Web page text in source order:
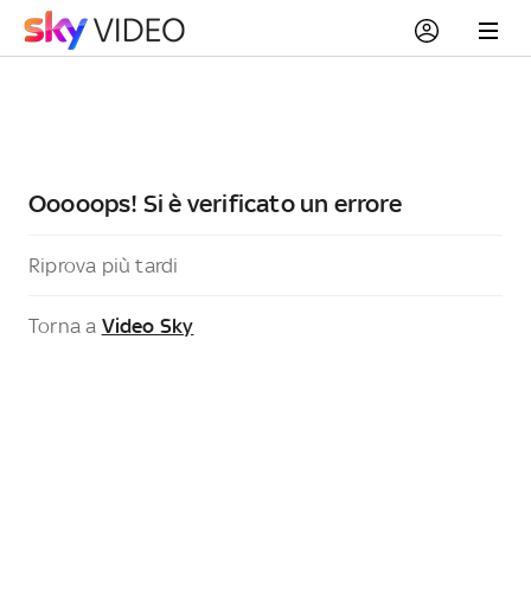
Ooooops! Si è verificato un errore
Riprova più tardi
Torna a Video Sky